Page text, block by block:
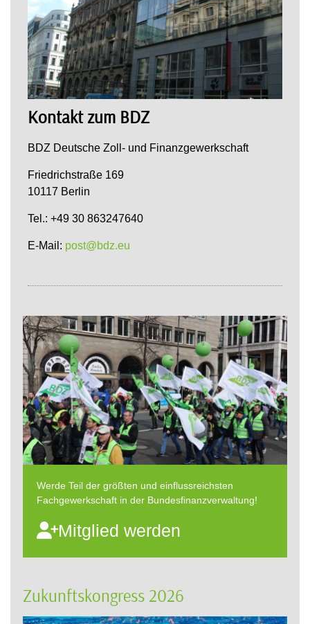
Kontakt zum BDZ
BDZ Deutsche Zoll- und Finanzgewerkschaft
Friedrichstraße 169
10117 Berlin
Tel.: +49 30 863247640
E-Mail: post@bdz.eu
Werde Teil der größten und einflussreichsten
Fachgewerkschaft in der Bundesfinanzverwaltung!
Mitglied werden
Zukunftskongress 2026